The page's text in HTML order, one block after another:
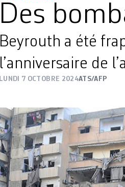
Des
Beyrouth a été
l’anniversaire de
LUNDI 7 OCTOBRE 2024ATS/AFP